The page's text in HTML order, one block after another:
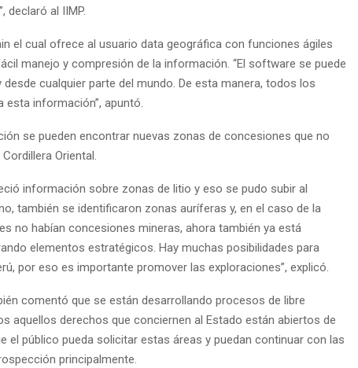
declaró al IIMP.
el cual ofrece al usuario data geográfica con funciones ágiles
manejo y compresión de la información. “El software se puede
cualquier parte del mundo. De esta manera, todos los
esta información”, apuntó.
se pueden encontrar nuevas zonas de concesiones que no
Oriental.
información sobre zonas de litio y eso se pudo subir al
también se identificaron zonas auríferas y, en el caso de la
no habían concesiones mineras, ahora también ya está
elementos estratégicos. Hay muchas posibilidades para
por eso es importante promover las exploraciones”, explicó.
comentó que se están desarrollando procesos de libre
aquellos derechos que conciernen al Estado están abiertos de
el público pueda solicitar estas áreas y puedan continuar con las
principalmente.